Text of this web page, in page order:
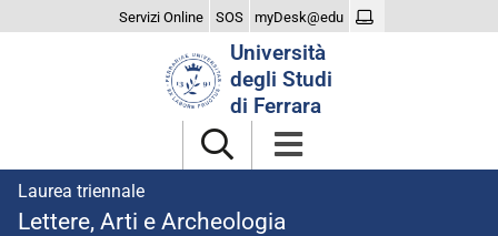
Servizi Online SOS myDesk@edu
Università
degli Studi
di Ferrara
Laurea triennale
Lettere, Arti e Archeologia